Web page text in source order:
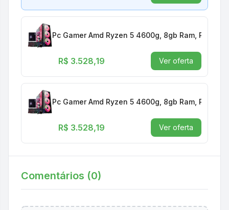
Pc Gamer Amd Ryzen 5 4600g, 8gb Ram, Placa
R$ 3.528,19 Ver oferta
Pc Gamer Amd Ryzen 5 4600g, 8gb Ram, Placa
R$ 3.528,19 Ver oferta
Comentários (0)